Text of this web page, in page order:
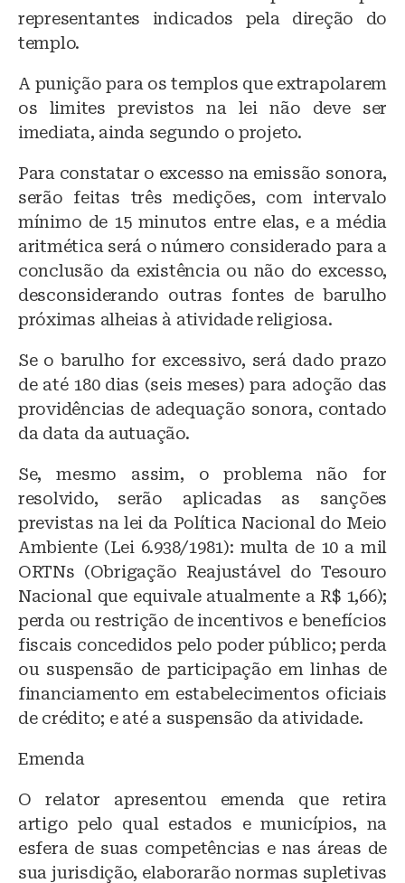
representantes indicados pela direção do
templo.
A punição para os templos que extrapolarem
os limites previstos na lei não deve ser
imediata, ainda segundo o projeto.
Para constatar o excesso na emissão sonora,
serão feitas três medições, com intervalo
mínimo de 15 minutos entre elas, e a média
aritmética será o número considerado para a
conclusão da existência ou não do excesso,
desconsiderando outras fontes de barulho
próximas alheias à atividade religiosa.
Se o barulho for excessivo, será dado prazo
de até 180 dias (seis meses) para adoção das
providências de adequação sonora, contado
da data da autuação.
Se, mesmo assim, o problema não for
resolvido, serão aplicadas as sanções
previstas na lei da Política Nacional do Meio
Ambiente (Lei 6.938/1981): multa de 10 a mil
ORTNs (Obrigação Reajustável do Tesouro
Nacional que equivale atualmente a R$ 1,66);
perda ou restrição de incentivos e benefícios
fiscais concedidos pelo poder público; perda
ou suspensão de participação em linhas de
financiamento em estabelecimentos oficiais
de crédito; e até a suspensão da atividade.
Emenda
O relator apresentou emenda que retira
artigo pelo qual estados e municípios, na
esfera de suas competências e nas áreas de
sua jurisdição, elaborarão normas supletivas